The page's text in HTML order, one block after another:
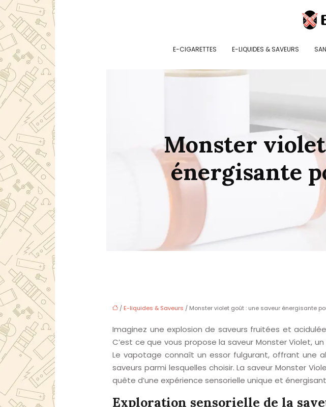
E-CIGARETTES E-LIQUIDES & SAVEURS
Monster
énergisante
/ E-liquides & Saveurs / Monster violet goût : une saveur énergisante
Imaginez une explosion de saveurs fruitées et
C’est ce que vous propose la saveur Monster Violet,
Le vapotage connaît un essor fulgurant, offrant une
saveurs parmi lesquelles choisir. La saveur Monster
quête d’une expérience sensorielle unique et
Exploration sensorielle de la